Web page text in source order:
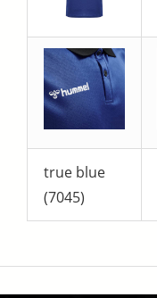
true blue
(7045)